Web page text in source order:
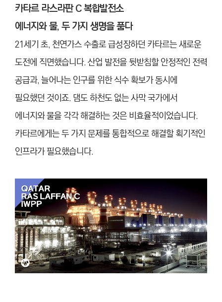
카타르 라스라판 C 복합발전소
에너지와 물, 두 가지 생명을 품다
21세기 초, 천연가스 수출로 급성장하던 카타르는 새로운
도전에 직면했습니다. 산업 발전을 뒷받침할 안정적인 전력
공급과, 늘어나는 인구를 위한 식수 확보가 동시에
필요했던 것이죠. 댐도 하천도 없는 사막 국가에서
에너지와 물을 각각 해결하는 것은 비효율적이었습니다.
카타르에게는 두 가지 문제를 통합적으로 해결할 획기적인
인프라가 필요했습니다.